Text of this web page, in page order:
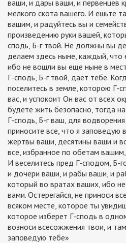
ваши, и дары ваши, и первенцев
мелкого скота вашего. И ешьте
вашим, и радуйтесь вы и
произведению руки вашей,
сподь, Б-г твой. Не должны вы
делаем здесь ныне, каждый, что
ибо не вошли вы еще ныне в
Г-сподь, Б-г твой, дает тебе.
поселитесь в земле, которою Г-
вас, и успокоит Он вас от всех
будете жить безопасно, тогда
Г-сподь, Б-г ваш, для
приносите все, что я
жертвы ваши, десятины ваши и
все, избранное по обетам
И веселитесь пред Г-сподом, Б-
и дочери ваши, и рабы ваши, и
который во вратах ваших, ибо
вами. Остерегайся, не приноси
всяком месте, которое ты
которое изберет Г-сподь в
возноси всесожжения твои, и
заповедую тебе»